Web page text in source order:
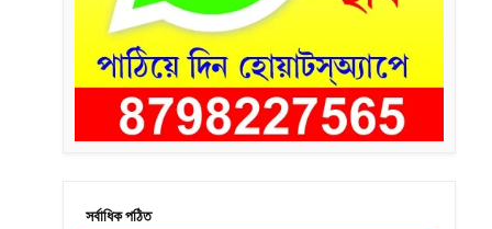
সর্বাধিক পঠিত